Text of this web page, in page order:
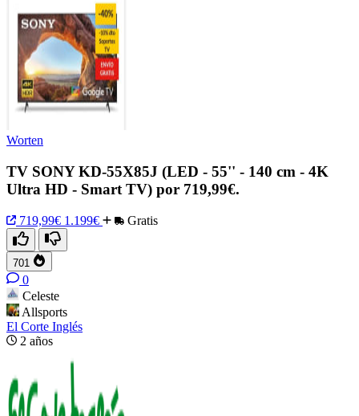
Worten
TV SONY KD-55X85J (LED - 55'' - 140 cm - 4K
Ultra HD - Smart TV) por 719,99€.
719,99€ 1.199€ Gratis
701
0
Celeste
Allsports
El Corte Inglés
2 años